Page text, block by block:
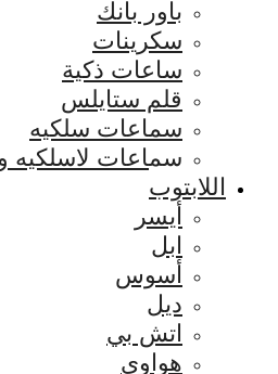
باور بانك
سكرينات
ساعات ذكية
قلم ستايلس
سماعات سلكيه
سماعات لاسلكيه
اللابتوب
أيسر
ابل
أسوس
ديل
اتش بي
هواوي